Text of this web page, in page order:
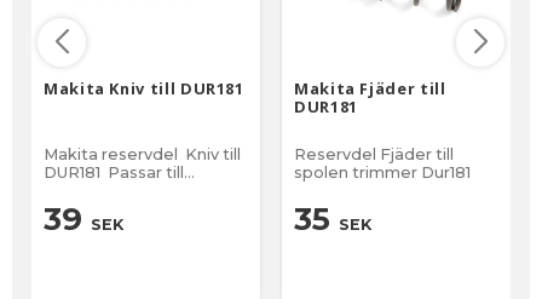
Makita Kniv till DUR181
Makita reservdel Kniv till
DUR181 Passar till
sprängskissen Inkl skydd
(röd)
39 SEK
Makita Fjäder till
DUR181
Reservdel Fjäder till
spolen trimmer Dur181
35 SEK